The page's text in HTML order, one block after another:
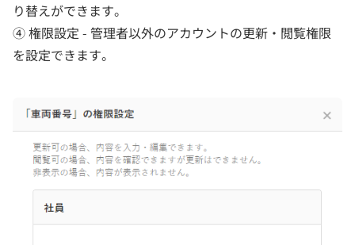
り替えができます。
④ 権限設定 - 管理者以外のアカウントの更新・閲覧権限
を設定できます。